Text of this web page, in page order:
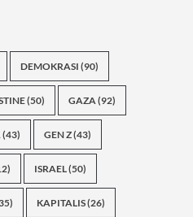
DEMOKRASI (90)
(50) GAZA(92)
(43) GEN Z(43)
ISRAEL(50)
KAPITALIS(26)